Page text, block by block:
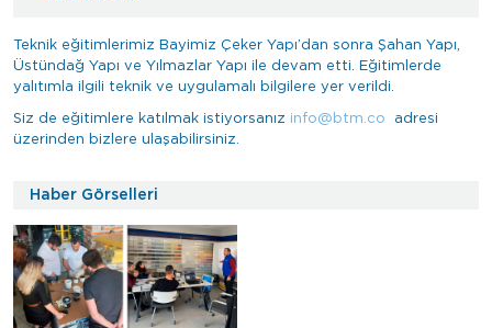
Teknik eğitimlerimiz Bayimiz Çeker Yapı’dan sonra Şahan Yapı,
Üstündağ Yapı ve Yılmazlar Yapı ile devam etti. Eğitimlerde
yalıtımla ilgili teknik ve uygulamalı bilgilere yer verildi.
Siz de eğitimlere katılmak istiyorsanız info@btm.co adresi
üzerinden bizlere ulaşabilirsiniz.
Haber Görselleri